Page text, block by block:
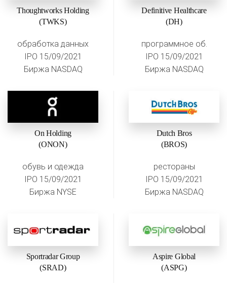
Thoughtworks Holding
(TWKS)
обработка данных
IPO 15/09/2021
Биржа NASDAQ
Definitive Healthcare
(DH)
программное об.
IPO 15/09/2021
Биржа NASDAQ
On Holding
(ONON)
обувь и одежда
IPO 15/09/2021
Биржа NYSE
Dutch Bros
(BROS)
рестораны
IPO 15/09/2021
Биржа NASDAQ
Sportradar Group
(SRAD)
Aspire Global
(ASPG)